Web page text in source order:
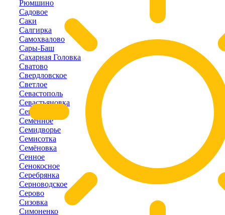
Рюмшино
Садовое
Саки
Салгирка
Самохвалово
Сары-Баш
Сахарная Головка
Сватово
Свердловское
Светлое
Севастополь
Севастьяновка
Северное
Семенное
Семидворье
Семисотка
Семёновка
Сенное
Сенокосное
Серебрянка
Серноводское
Серово
Сизовка
Симоненко